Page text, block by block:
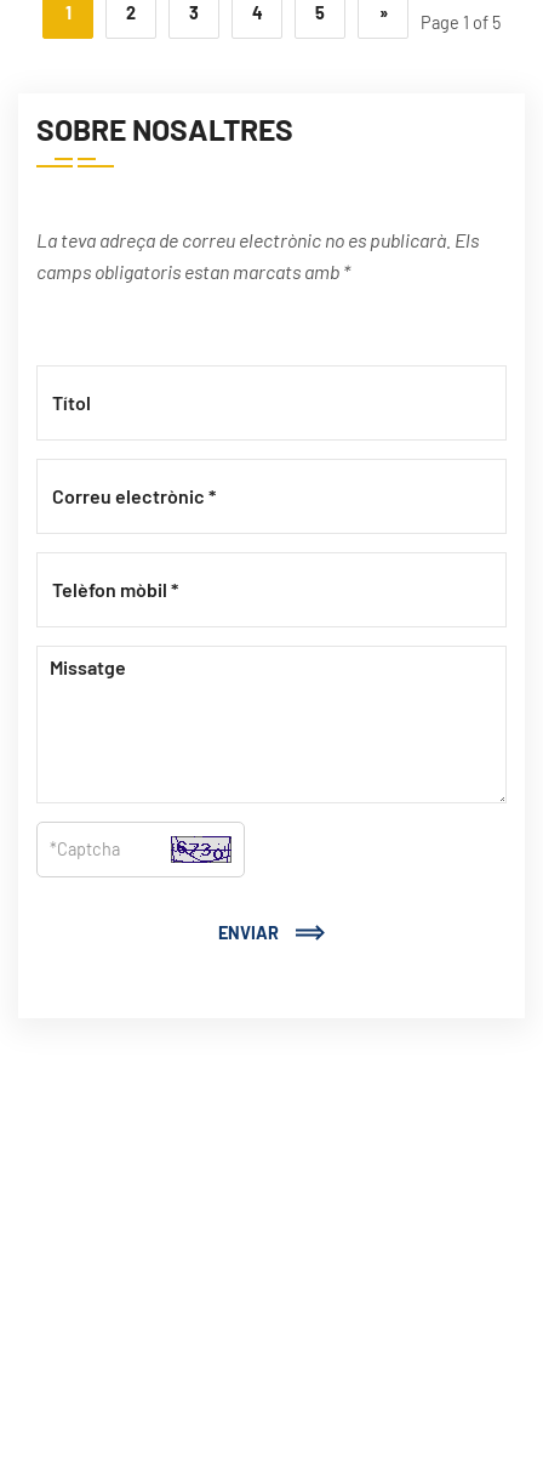
1 2 3 4 5 » Page 1 of 5
SOBRE NOSALTRES
La teva adreça de correu electrònic no es publicarà. Els
camps obligatoris estan marcats amb *
ENVIAR